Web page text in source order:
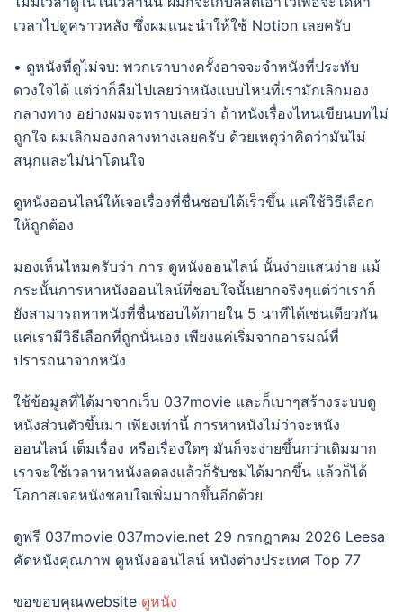
เวลาไปดูคราวหลัง ซึ่งผมแนะนำให้ใช้ Notion เลยครับ
• ดูหนังที่ดูไม่จบ: พวกเราบางครั้งอาจจะจำหนังที่ประทับ
ดวงใจได้ แต่ว่าก็ลืมไปเลยว่าหนังแบบไหนที่เรามักเลิกมอง
กลางทาง อย่างผมจะทราบเลยว่า ถ้าหนังเรื่องไหนเขียนบทไม่
ถูกใจ ผมเลิกมองกลางทางเลยครับ ด้วยเหตุว่าคิดว่ามันไม่
สนุกและไม่น่าโดนใจ
ดูหนังออนไลน์ให้เจอเรื่องที่ชื่นชอบได้เร็วขึ้น แค่ใช้วิธีเลือก
ให้ถูกต้อง
มองเห็นไหมครับว่า การ ดูหนังออนไลน์ นั้นง่ายแสนง่าย แม้
กระนั้นการหาหนังออนไลน์ที่ชอบใจนั้นยากจริงๆแต่ว่าเราก็
ยังสามารถหาหนังที่ชื่นชอบได้ภายใน 5 นาทีได้เช่นเดียวกัน
แค่เรามีวิธีเลือกที่ถูกนั่นเอง เพียงแค่เริ่มจากอารมณ์ที่
ปรารถนาจากหนัง
ใช้ข้อมูลที่ได้มาจากเว็บ 037movie และก็เบาๆสร้างระบบดู
หนังส่วนตัวขึ้นมา เพียงเท่านี้ การหาหนังไม่ว่าจะหนัง
ออนไลน์ เต็มเรื่อง หรือเรื่องใดๆ มันก็จะง่ายขึ้นกว่าเดิมมาก
เราจะใช้เวลาหาหนังลดลงแล้วก็รับชมได้มากขึ้น แล้วก็ได้
โอกาสเจอหนังชอบใจเพิ่มมากขึ้นอีกด้วย
ดูฟรี 037movie 037movie.net 29 กรกฎาคม 2026 Leesa
คัดหนังคุณภาพ ดูหนังออนไลน์ หนังต่างประเทศ Top 77
ขอขอบคุณwebsite ดูหนัง